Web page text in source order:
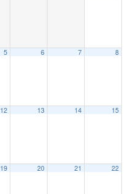
5 6 7 8
12 13 14 15
19 20 21 22